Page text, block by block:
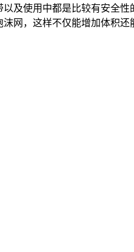
及使用中都是比较有安全
网，这样不仅能增加体积